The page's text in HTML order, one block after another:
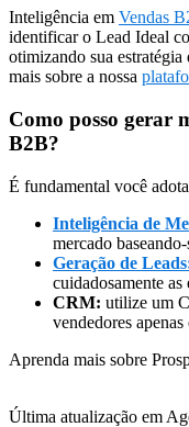
Inteligência em Vendas
identificar o Lead Ideal
otimizando sua estratégia
mais sobre a nossa
Como posso gerar
B2B?
É fundamental você
Inteligência de
mercado
Geração de
cuidadosamente
CRM: utilize um
vendedores
Aprenda mais sobre
Última atualização em